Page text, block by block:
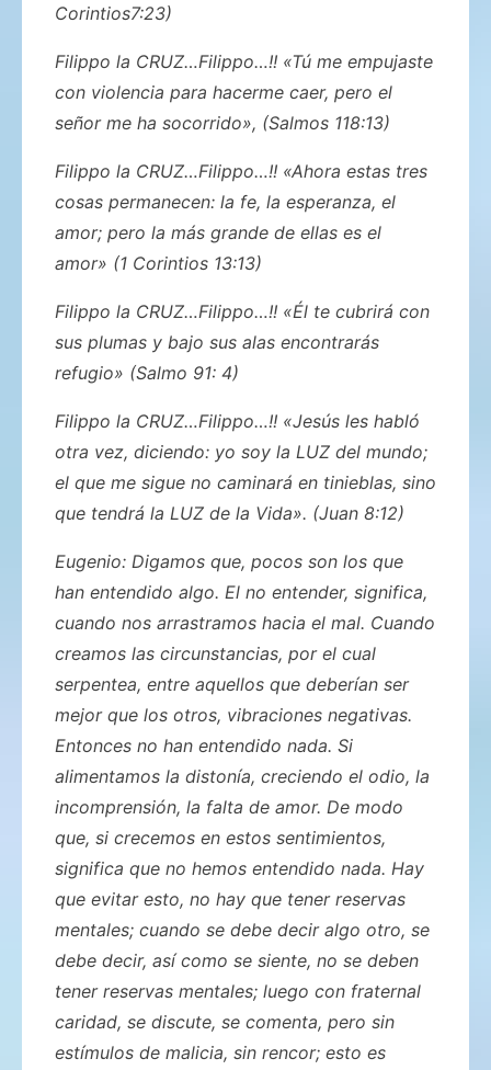
Corintios7:23)
Filippo la CRUZ…Filippo…!! «Tú me empujaste
con violencia para hacerme caer, pero el
señor me ha socorrido», (Salmos 118:13)
Filippo la CRUZ…Filippo…!! «Ahora estas tres
cosas permanecen: la fe, la esperanza, el
amor; pero la más grande de ellas es el
amor» (1 Corintios 13:13)
Filippo la CRUZ…Filippo…!! «Él te cubrirá con
sus plumas y bajo sus alas encontrarás
refugio» (Salmo 91: 4)
Filippo la CRUZ…Filippo…!! «Jesús les habló
otra vez, diciendo: yo soy la LUZ del mundo;
el que me sigue no caminará en tinieblas, sino
que tendrá la LUZ de la Vida». (Juan 8:12)
Eugenio: Digamos que, pocos son los que
han entendido algo. El no entender, significa,
cuando nos arrastramos hacia el mal. Cuando
creamos las circunstancias, por el cual
serpentea, entre aquellos que deberían ser
mejor que los otros, vibraciones negativas.
Entonces no han entendido nada. Si
alimentamos la distonía, creciendo el odio, la
incomprensión, la falta de amor. De modo
que, si crecemos en estos sentimientos,
significa que no hemos entendido nada. Hay
que evitar esto, no hay que tener reservas
mentales; cuando se debe decir algo otro, se
debe decir, así como se siente, no se deben
tener reservas mentales; luego con fraternal
caridad, se discute, se comenta, pero sin
estímulos de malicia, sin rencor; esto es